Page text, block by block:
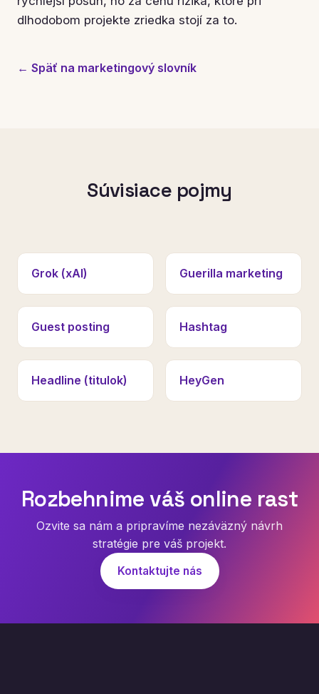
dlhodobom projekte zriedka stojí za to.
← Späť na marketingový slovník
Súvisiace pojmy
Grok (xAI) Guerilla marketing
Guest posting Hashtag
Headline (titulok) HeyGen
Rozbehnime váš online rast
Ozvite sa nám a pripravíme nezáväzný návrh
stratégie pre váš projekt.
Kontaktujte nás